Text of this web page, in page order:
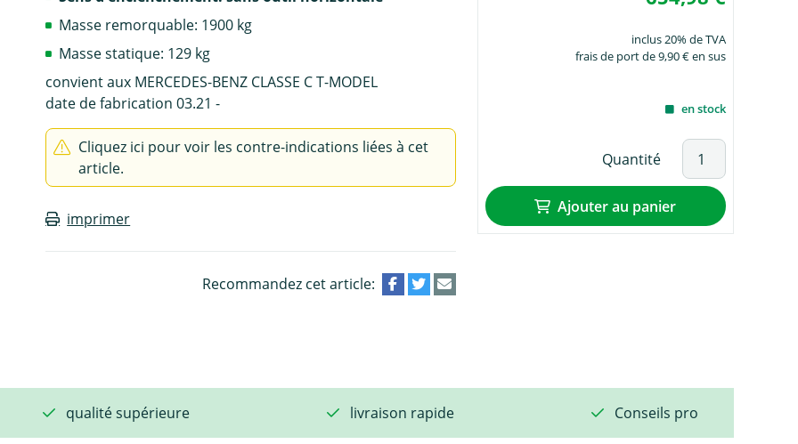
Masse remorquable: 1900 kg
Masse statique: 129 kg
convient aux MERCEDES-BENZ CLASSE C T-MODEL
date de fabrication 03.21 -
Cliquez ici pour voir les contre-indications liées à cet
article.
imprimer
Recommandez cet article:
inclus 20% de TVA
frais de port de 9,90 € en sus
en stock
Quantité
Ajouter au panier
qualité supérieure livraison rapide Conseils pro